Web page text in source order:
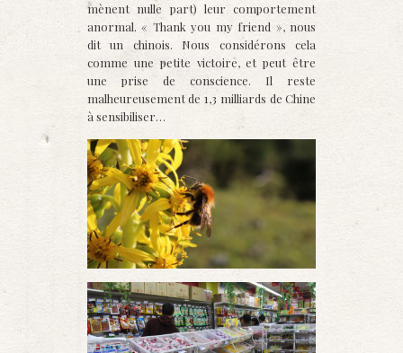
mènent nulle part) leur comportement
anormal. « Thank you my friend », nous
dit un chinois. Nous considérons cela
comme une petite victoire, et peut être
une prise de conscience. Il reste
malheureusement de 1,3 milliards de Chine
à sensibiliser…